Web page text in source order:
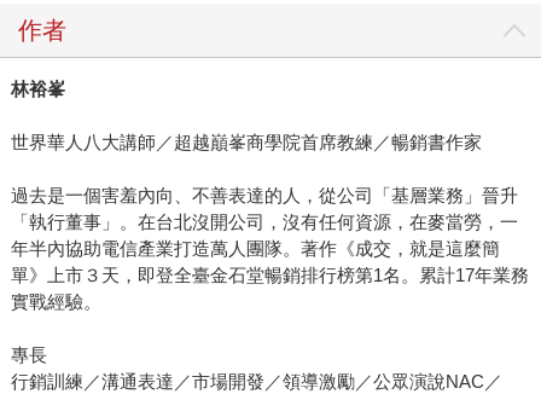
作者
林裕峯
世界華人八大講師／超越巔峯商學院首席教練／暢銷書作家
過去是一個害羞內向、不善表達的人，從公司「基層業務」晉升
「執行董事」。在台北沒開公司，沒有任何資源，在麥當勞，一
年半內協助電信產業打造萬人團隊。著作《成交，就是這麼簡
單》上市３天，即登全臺金石堂暢銷排行榜第1名。累計17年業務
實戰經驗。
專長
行銷訓練／溝通表達／市場開發／領導激勵／公眾演說NAC／